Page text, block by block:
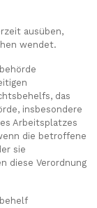
ausüben,
wendet.
das
insbesondere
Arbeitsplatzes
die betroffene
sie
diese Verordnung